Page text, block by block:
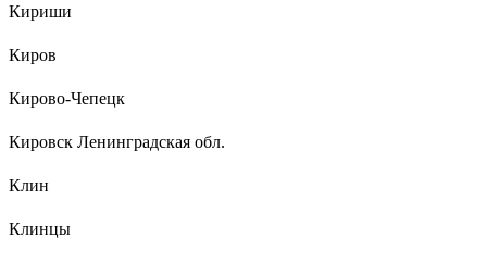
Кириши
Киров
Кирово-Чепецк
Кировск Ленинградская обл.
Клин
Клинцы